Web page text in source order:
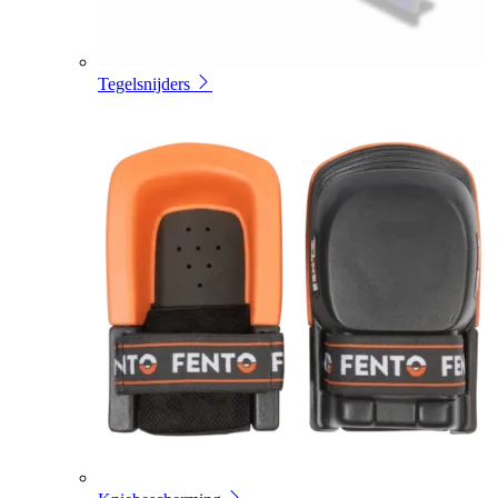
Tegelsnijders